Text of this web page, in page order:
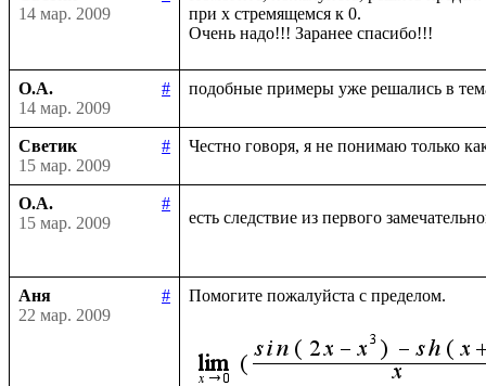
14 мар. 2009
при х стремящемся к 0.
О.А.
#
14 мар. 2009
Светик
#
15 мар. 2009
О.А.
#
15 мар. 2009
есть следствие из первого
Аня
#
22 мар. 2009
Помогите пожалуйста с пределом.